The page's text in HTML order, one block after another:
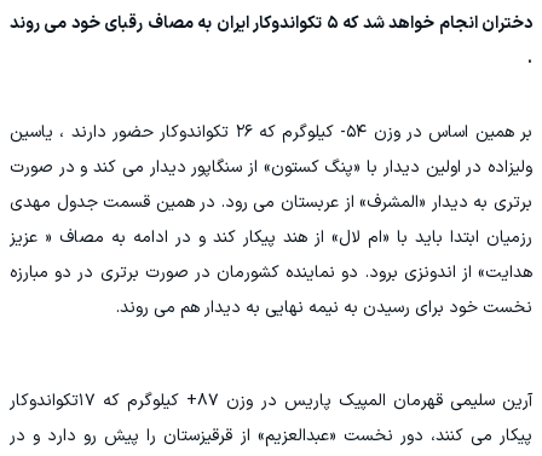
دختران انجام خواهد شد که ۵ تکواندوکار ایران به مصاف رقبای خود می روند
.
بر همین اساس در وزن ۵۴- کیلوگرم که ۲۶ تکواندوکار حضور دارند ، یاسین
ولیزاده در اولین دیدار با «پنگ کستون» از سنگاپور دیدار می کند و در صورت
برتری به دیدار «المشرف» از عربستان می رود. در همین قسمت جدول مهدی
رزمیان ابتدا باید با «ام لال» از هند پیکار کند و در ادامه به مصاف « عزیز
هدایت» از اندونزی برود. دو نماینده کشورمان در صورت برتری در دو مبارزه
نخست خود برای رسیدن به نیمه نهایی به دیدار هم می روند.
آرین سلیمی قهرمان المپیک پاریس در وزن ۸۷+ کیلوگرم که ۱۷تکواندوکار
پیکار می کنند، دور نخست «عبدالعزیم» از قرقیزستان را پیش رو دارد و در